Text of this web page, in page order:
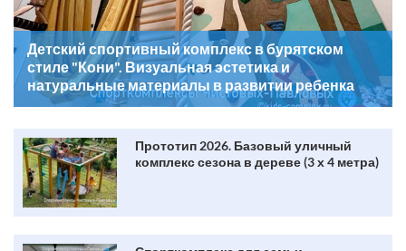
Детский спортивный комплекс в бурятском
стиле "Кони". Визуальная эстетика и
натуральные материалы в развитии ребенка
Прототип 2026. Базовый уличный
комплекс сезона в дереве (3 х 4 метра)